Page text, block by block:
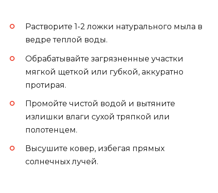
Растворите 1-2 ложки натурального мыла в
ведре теплой воды.
Обрабатывайте загрязненные участки
мягкой щеткой или губкой, аккуратно
протирая.
Промойте чистой водой и вытяните
излишки влаги сухой тряпкой или
полотенцем.
Высушите ковер, избегая прямых
солнечных лучей.